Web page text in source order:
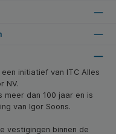
initiatief van ITC Alles
NV.
dan 100 jaar en is
van Igor Soons.
vestigingen binnen de